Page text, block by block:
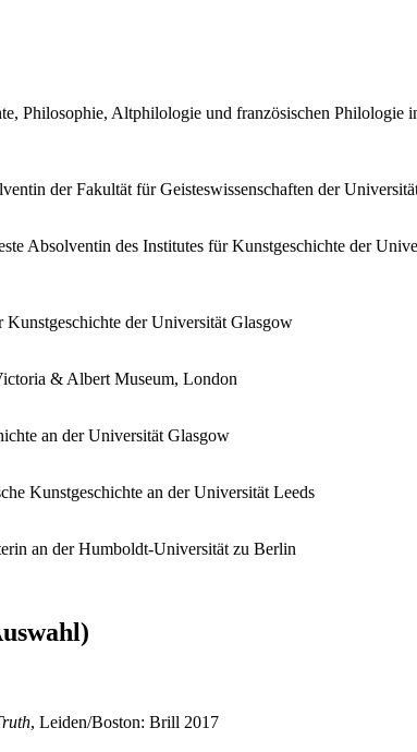
Philosophie, Altphilologie und französischen Philologie
der Fakultät für Geisteswissenschaften der
Absolventin des Institutes für Kunstgeschichte der
Kunstgeschichte der Universität Glasgow
& Albert Museum, London
an der Universität Glasgow
Kunstgeschichte an der Universität Leeds
an der Humboldt-Universität zu Berlin
, Leiden/Boston: Brill 2017